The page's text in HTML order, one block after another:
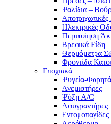
Ψαλίδια –
Ηλεκτρικές
Περιποίηση
Βρεφικά Είδη
Θερμόμετρα
Φροντίδα
Εποχιακά
Ψυγεία-Φορητά
Ανεμιστήρες
Ψύξη A/C
Αφυγραντήρες
Εντομοπαγίδες